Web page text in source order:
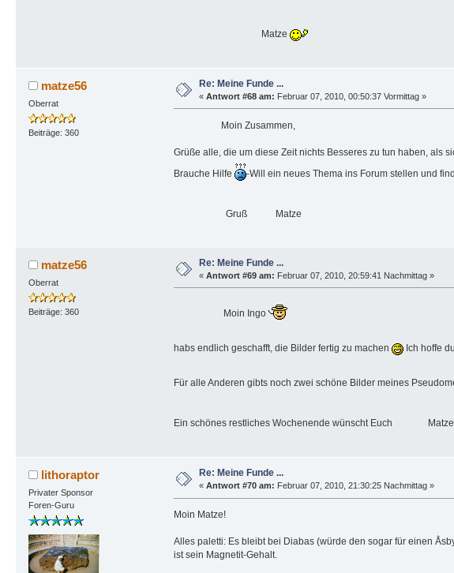
Matze
matze56
Oberrat
Beiträge: 360
Re: Meine Funde ...
« Antwort #68 am: Februar 07, 2010, 00:50:37 Vormittag »
Moin Zusammen,
Grüße alle, die um diese Zeit nichts Besseres zu tun haben, als
Brauche Hilfe
-Will ein neues Thema ins Forum stellen und
Gruß Matze
matze56
Oberrat
Beiträge: 360
Re: Meine Funde ...
« Antwort #69 am: Februar 07, 2010, 20:59:41 Nachmittag »
Moin Ingo
habs endlich geschafft, die Bilder fertig zu machen Ich hoffe
Für alle Anderen gibts noch zwei schöne Bilder meines
Ein schönes restliches Wochenende wünscht Euch Matze
lithoraptor
Privater Sponsor
Foren-Guru
Re: Meine Funde ...
« Antwort #70 am: Februar 07, 2010, 21:30:25 Nachmittag »
Moin Matze!
Alles paletti: Es bleibt bei Diabas (würde den sogar für einen
ist sein Magnetit-Gehalt.